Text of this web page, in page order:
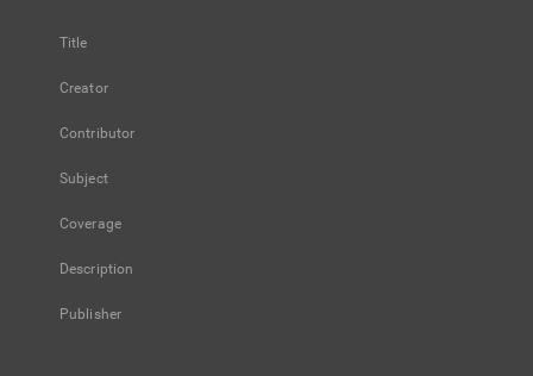
Title
Creator
Contributor
Subject
Coverage
Description
Publisher